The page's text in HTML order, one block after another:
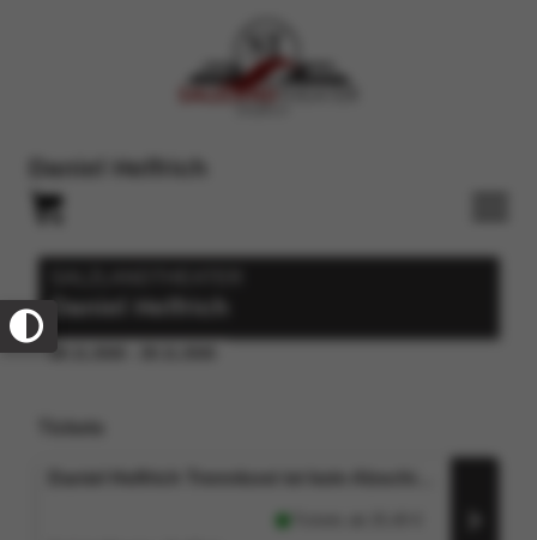
Daniel Helfrich
28.11.2026 - 28.11.2026
Daniel Helfrich